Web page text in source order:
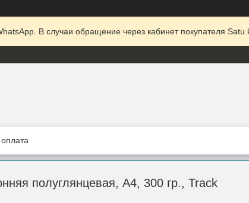
В случаи обращение через кабинет покупателя
полуглянцевая, A4, 300 гр., Track